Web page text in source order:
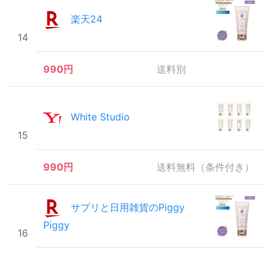
14
楽天24
990円 送料別
15
White Studio
990円 送料無料（条件付き）
16
サプリと日用雑貨のPiggy
Piggy